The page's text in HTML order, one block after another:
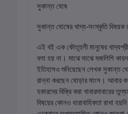
সুকান্ত ঘোষ
সুকান্ত ঘোষের খাদ্য-সংস্কৃতি বিষয়ক
এই বই এক কৌতূহলী মানুষের
বলা হয় না। মাঝে মাঝে মজলিশি
ইতিহাসও শুনিয়েছেন লেখক সুকান্ত
রান্না করছেন ঘোড়ার মাংস। আবার
হকারদের বিক্রি করা
বিষয়ের কোনও ধারাবাহিকতা রাখা